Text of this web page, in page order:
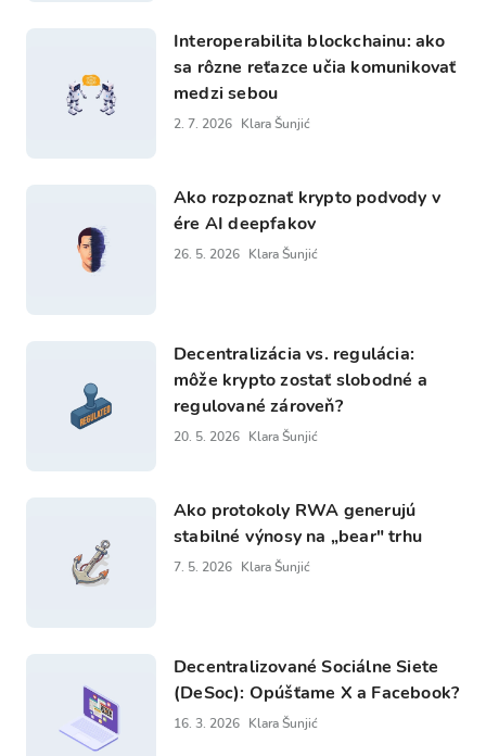
Interoperabilita blockchainu: ako
sa rôzne reťazce učia komunikovať
medzi sebou
2. 7. 2026 Klara Šunjić
Ako rozpoznať krypto podvody v
ére AI deepfakov
26. 5. 2026 Klara Šunjić
Decentralizácia vs. regulácia:
môže krypto zostať slobodné a
regulované zároveň?
20. 5. 2026 Klara Šunjić
Ako protokoly RWA generujú
stabilné výnosy na „bear" trhu
7. 5. 2026 Klara Šunjić
Decentralizované Sociálne Siete
(DeSoc): Opúšťame X a Facebook?
16. 3. 2026 Klara Šunjić